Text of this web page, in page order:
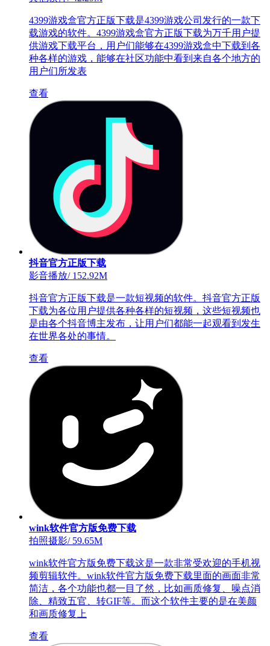
4399游戏盒官方正版下载是4399游戏公司发行的一款下
载游戏的软件。4399游戏盒官方正版下载为万千用户提
供游戏下载平台，用户们能够在4399游戏盒中下载到各
种各样的游戏，能够在社区功能中看到来自各个地方的
用户们所发表
查看
抖音官方正版下载
影音播放/152.92M
抖音官方正版下载是一款短视频的软件。抖音官方正版
下载为各位用户提供各种各样的短视频，这些短视频也
是由各个抖音博主发布，让用户们都能一起观看到发生
在世界各处的事情。
查看
wink软件官方版免费下载
拍照摄影/59.65M
wink软件官方版免费下载这是一款非常受欢迎的手机视
频剪辑软件。wink软件官方版免费下载里面的画面非常
简洁，各个功能也都一目了然，比如画质修复、噪点消
除、精致五官、转GIF等。而这个软件主要的是在美颜
和画质修复上
查看